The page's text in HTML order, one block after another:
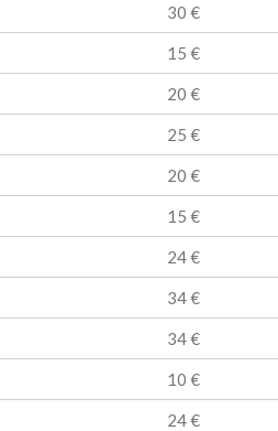
30 €
15 €
20 €
25 €
20 €
15 €
24 €
34 €
34 €
10 €
24 €